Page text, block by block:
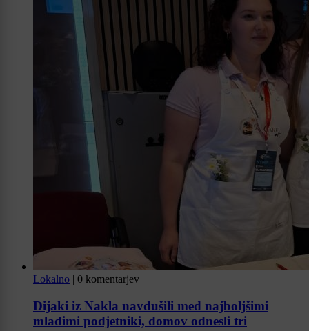
Lokalno | 0 komentarjev
Dijaki iz Nakla navdušili med najboljšimi
mladimi podjetniki, domov odnesli tri